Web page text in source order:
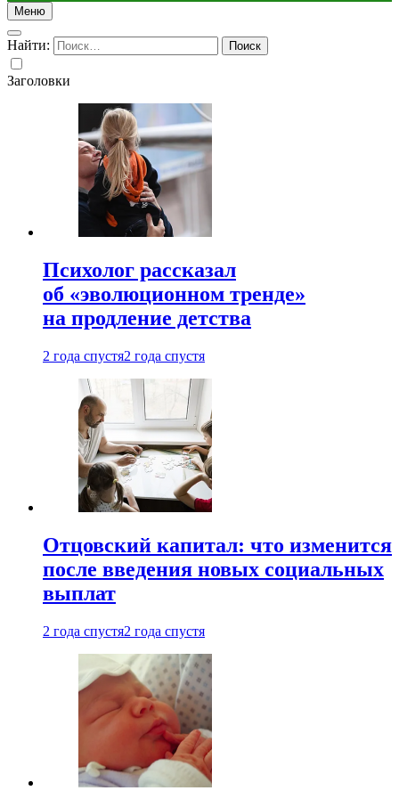
Меню
Найти:
Заголовки
Психолог рассказал
об «эволюционном тренде»
на продление детства
2 года спустя2 года спустя
Отцовский капитал: что изменится
после введения новых социальных
выплат
2 года спустя2 года спустя